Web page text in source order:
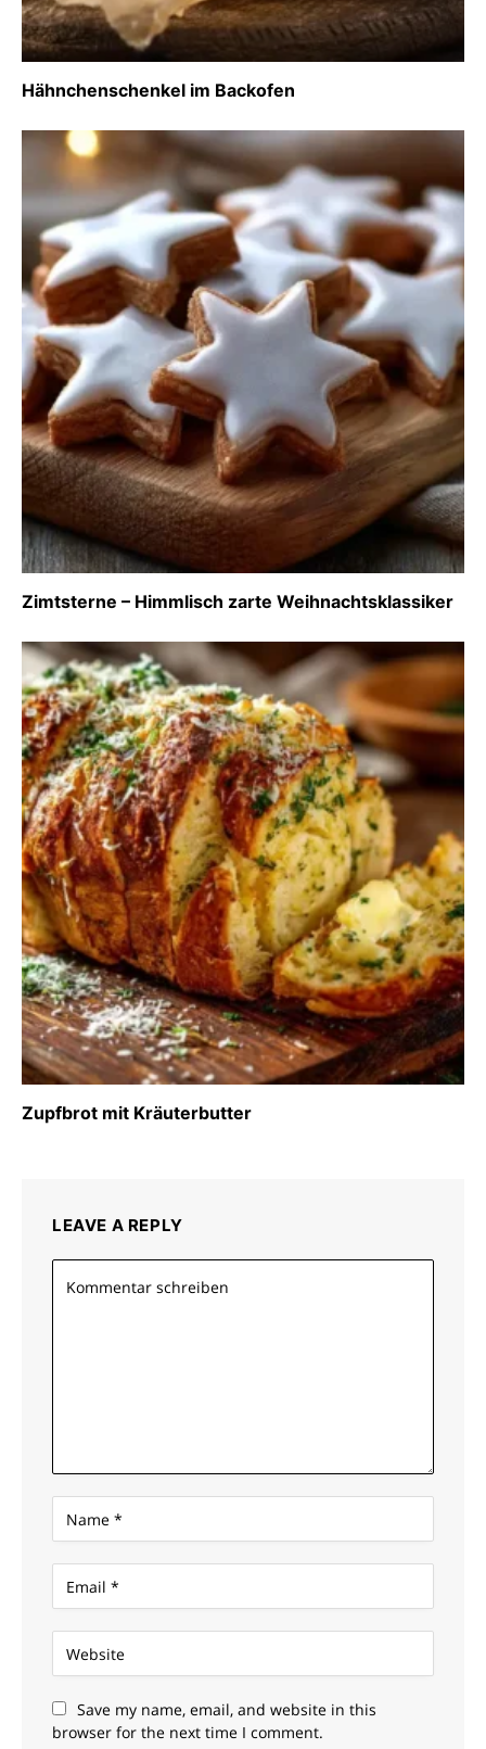
Hähnchenschenkel im Backofen
Zimtsterne – Himmlisch zarte Weihnachtsklassiker
Zupfbrot mit Kräuterbutter
LEAVE A REPLY
Save my name, email, and website in this
browser for the next time I comment.